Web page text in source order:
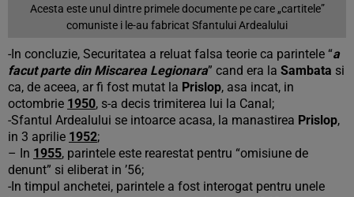
Acesta este unul dintre primele documente pe care „cartitele”
comuniste i le-au fabricat Sfantului Ardealului
-In concluzie, Securitatea a reluat falsa teorie ca parintele “a
facut parte din Miscarea Legionara” cand era la Sambata si
ca, de aceea, ar fi fost mutat la Prislop, asa incat, in
octombrie 1950, s-a decis trimiterea lui la Canal;
-Sfantul Ardealului se intoarce acasa, la manastirea Prislop,
in 3 aprilie 1952;
– In 1955, parintele este rearestat pentru “omisiune de
denunt” si eliberat in ’56;
-In timpul anchetei, parintele a fost interogat pentru unele